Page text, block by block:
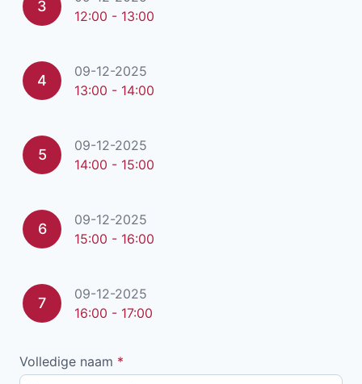
3
12:00 - 13:00
4
09-12-2025
13:00 - 14:00
5
09-12-2025
14:00 - 15:00
6
09-12-2025
15:00 - 16:00
7
09-12-2025
16:00 - 17:00
Volledige naam *